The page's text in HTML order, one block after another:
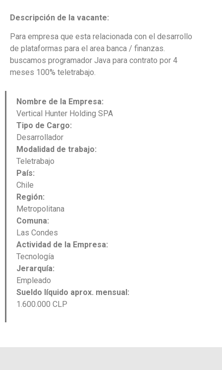
Descripción de la vacante:
Para empresa que esta relacionada con el desarrollo
de plataformas para el area banca / finanzas.
buscamos programador Java para contrato por 4
meses 100% teletrabajo.
Nombre de la Empresa:
Vertical Hunter Holding SPA
Tipo de Cargo:
Desarrollador
Modalidad de trabajo:
Teletrabajo
País:
Chile
Región:
Metropolitana
Comuna:
Las Condes
Actividad de la Empresa:
Tecnología
Jerarquía:
Empleado
Sueldo líquido aprox. mensual:
1.600.000 CLP